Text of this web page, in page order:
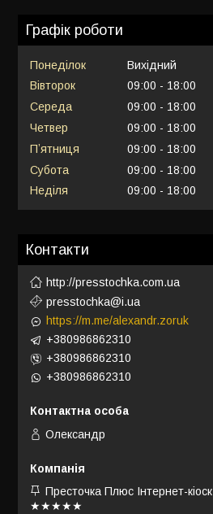
Графік роботи
Понеділок
Вихідний
Вівторок
09:00
18:00
Середа
09:00
18:00
Четвер
09:00
18:00
Пʼятниця
09:00
18:00
Субота
09:00
18:00
Неділя
09:00 18:00
Контакти
http://presstochka.com.ua
presstochka@i.ua
https://m.me/alexandr.zoruk
+380986862310
+380986862310
+380986862310
Олександр
Престочка Плюс Інтернет-кіоск
★★★★★